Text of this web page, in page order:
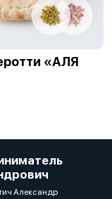
«АЛЯ
Александр